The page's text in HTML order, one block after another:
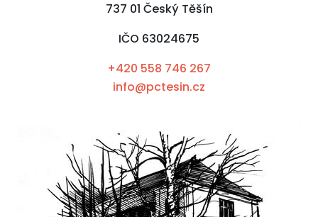
737 01 Český Těšín
IČO 63024675
+420 558 746 267
info@pctesin.cz